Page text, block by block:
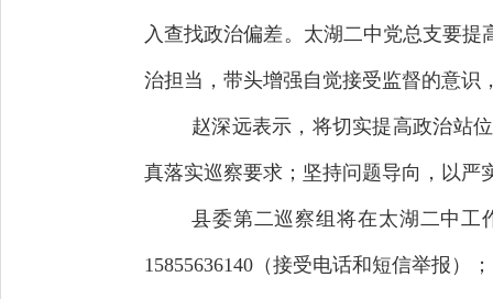
入查找政治偏差。太湖二中党总支要
治担当，带头增强自觉接受监督的意识
赵深远表示，将切实提高政治站
真落实巡察要求；坚持问题导向，以严
县委第二巡察组将在太湖二中工
15855636140（接受电话和短信举报）